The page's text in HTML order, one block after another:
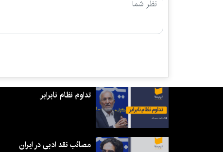
تداوم نظام نابرابر
مصائب نقد ادبی در ایران